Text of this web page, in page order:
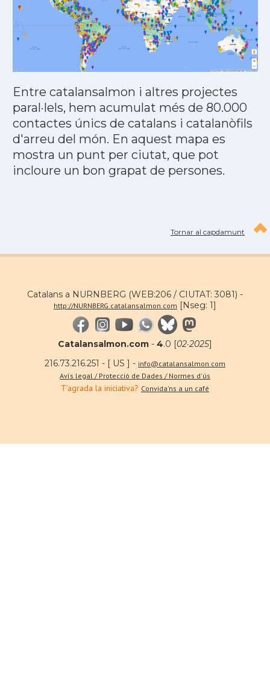
Entre catalansalmon i altres projectes
paral·lels, hem acumulat més de 80.000
contactes únics de catalans i catalanòfils
d'arreu del món. En aquest mapa es
mostra un punt per ciutat, que pot
incloure un bon grapat de persones.
Tornar al capdamunt
Catalans a NURNBERG (WEB:206 / CIUTAT: 3081) -
http://NURNBERG.catalansalmon.com [Nseg: 1]
Catalansalmon.com - 4.0 [02·2025]
216.73.216.251 - [ US ] - info@catalansalmon.com
Avís legal / Protecció de Dades / Normes d'ús
T'agrada la iniciativa? Convida'ns a un café